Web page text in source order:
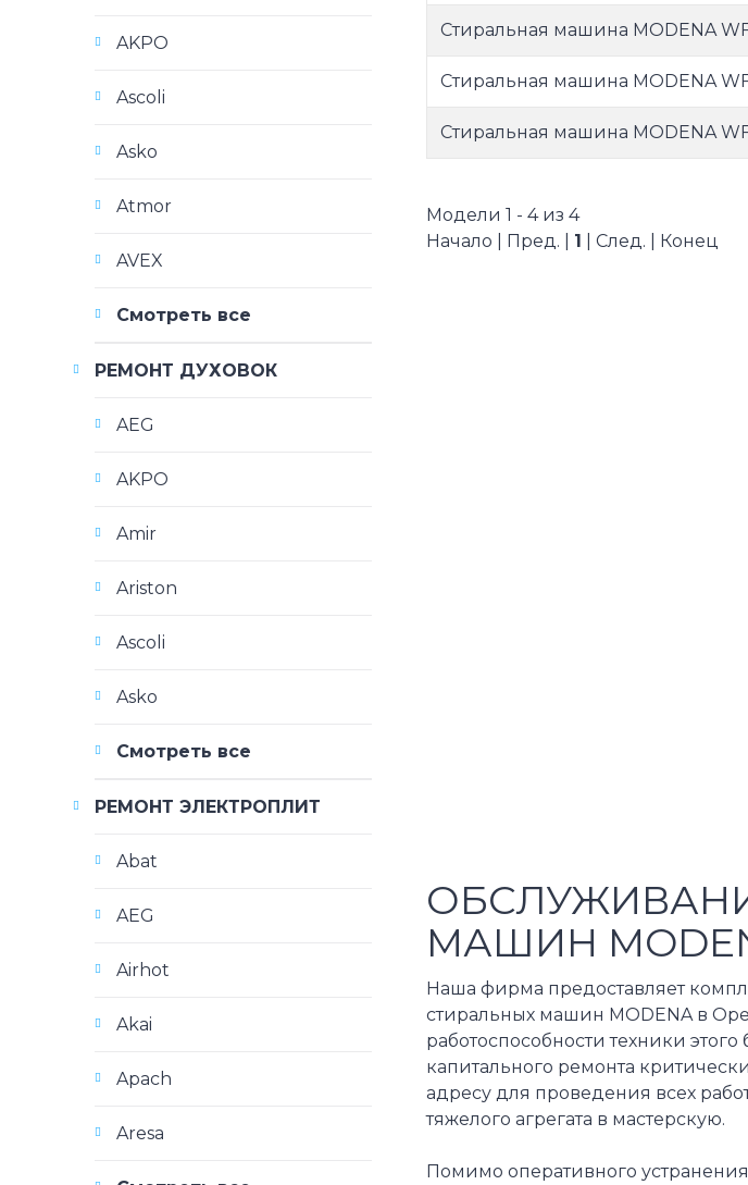
Стиральная машина MODENA
Стиральная машина MODENA
Стиральная машина MODENA
Модели 1 - 4 из 4
Начало | Пред. | 1 | След. | Конец
МАШИН
Наша фирма предоставляет
стиральных машин MODENA в
работоспособности техники
капитального ремонта
адресу для проведения всех
тяжелого агрегата в мастерскую.
Помимо оперативного
AKPO
Ascoli
Asko
Atmor
AVEX
Смотреть все
РЕМОНТ ДУХОВОК
AEG
AKPO
Amir
Ariston
Ascoli
Asko
Смотреть все
РЕМОНТ ЭЛЕКТРОПЛИТ
Abat
AEG
Airhot
Akai
Apach
Aresa